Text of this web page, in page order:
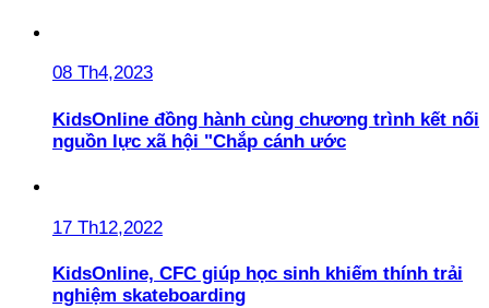
08 Th4,2023
KidsOnline đồng hành cùng chương trình kết nối
nguồn lực xã hội "Chắp cánh ước
17 Th12,2022
KidsOnline, CFC giúp học sinh khiếm thính trải
nghiệm skateboarding